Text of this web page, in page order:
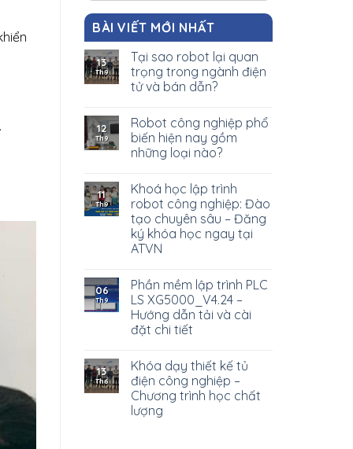
BÀI VIẾT MỚI NHẤT
13
Th9
Tại sao robot lại quan
trọng trong ngành điện
tử và bán dẫn?
12
Th9
Robot công nghiệp phổ
biến hiện nay gồm
những loại nào?
11
Th9
Khoá học lập trình
robot công nghiệp: Đào
tạo chuyên sâu – Đăng
ký khóa học ngay tại
ATVN
06
Th9
Phần mềm lập trình PLC
LS XG5000_V4.24 –
Hướng dẫn tải và cài
đặt chi tiết
13
Th6
Khóa dạy thiết kế tủ
điện công nghiệp –
Chương trình học chất
lượng